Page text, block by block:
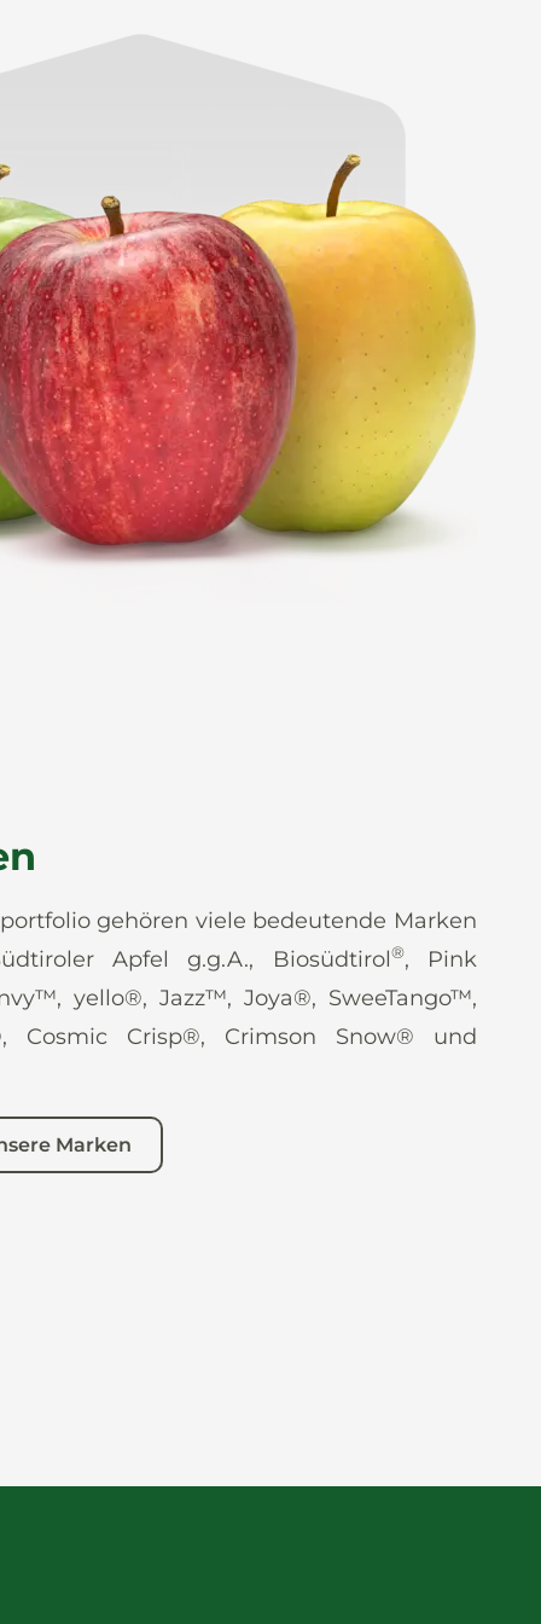
gehören viele bedeutende Marken
Apfel g.g.A., Biosüdtirol®, Pink
yello®, Jazz™, Joya®, SweeTango™,
Cosmic Crisp®, Crimson Snow® und
Marken